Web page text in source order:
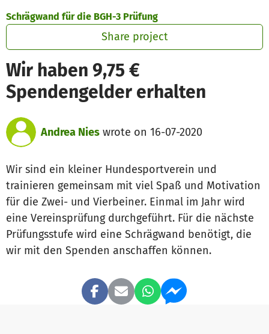
Schrägwand für die BGH-3 Prüfung
Share project
Wir haben 9,75 €
Spendengelder erhalten
Andrea Nies wrote on 16-07-2020
Wir sind ein kleiner Hundesportverein und
trainieren gemeinsam mit viel Spaß und Motivation
für die Zwei- und Vierbeiner. Einmal im Jahr wird
eine Vereinsprüfung durchgeführt. Für die nächste
Prüfungsstufe wird eine Schrägwand benötigt, die
wir mit den Spenden anschaffen können.